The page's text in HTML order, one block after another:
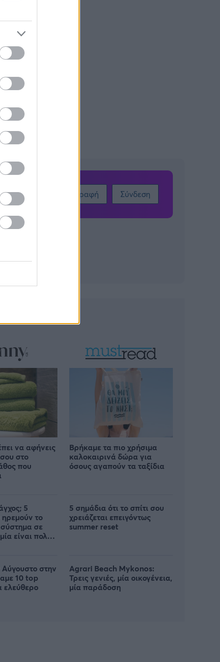
Εγγραφή Σύνδεση
να αφήνεις
στο
που
5
ηρεμούν το
σε
είναι πολύ
Αύγουστο στην
10 top
ελεύθερο
Βρήκαμε τα πιο χρήσιμα
καλοκαιρινά δώρα για
όσους αγαπούν τα ταξίδια
5 σημάδια ότι το σπίτι σου
χρειάζεται επειγόντως
summer reset
Agrari Beach Mykonos:
Τρεις γενιές, μία οικογένεια,
μία παράδοση